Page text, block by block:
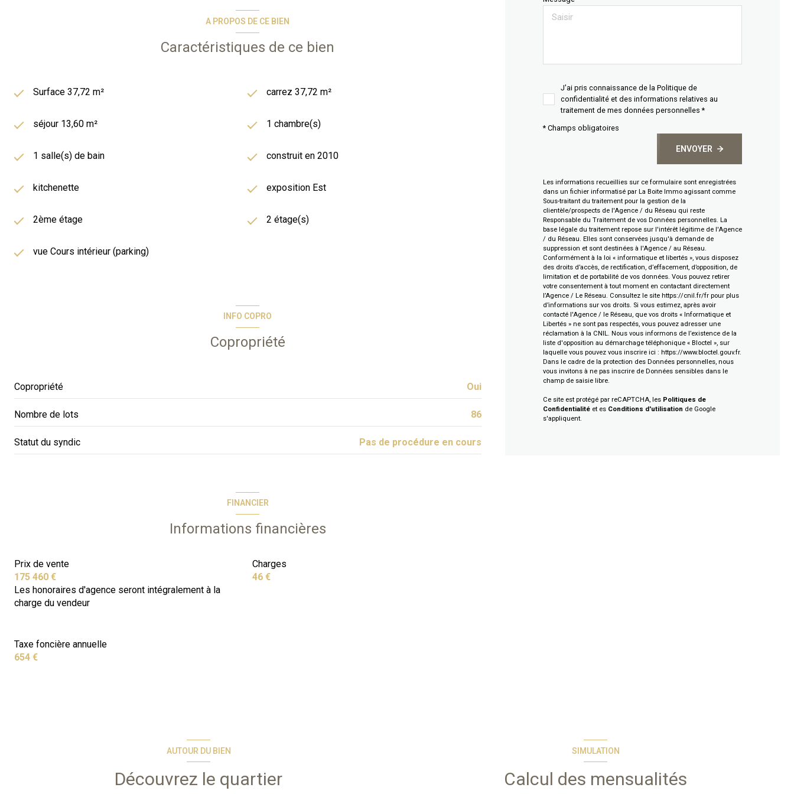
A PROPOS DE CE BIEN
Caractéristiques de ce bien
Surface 37,72 m² carrez 37,72 m²
séjour 13,60 m² 1 chambre(s)
1 salle(s) de bain construit en 2010
kitchenette exposition Est
2ème étage 2 étage(s)
vue Cours intérieur (parking)
INFO COPRO
Copropriété
Copropriété Oui
Nombre de lots 86
Statut du syndic Pas de procédure en cours
FINANCIER
Informations financières
Prix de vente
175 460 €
Les honoraires d'agence seront intégralement à la
charge du vendeur
Charges
46 €
Taxe foncière annuelle
654 €
J'ai pris connaissance de la Politique de
confidentialité et des informations relatives au
traitement de mes données personnelles *
* Champs obligatoires
ENVOYER
Les informations recueillies sur ce formulaire sont enregistrées
dans un fichier informatisé par La Boite Immo agissant comme
Sous-traitant du traitement pour la gestion de la
clientèle/prospects de l'Agence / du Réseau qui reste
Responsable du Traitement de vos Données personnelles. La
base légale du traitement repose sur l'intérêt légitime de l'Agence
/ du Réseau. Elles sont conservées jusqu'à demande de
suppression et sont destinées à l'Agence / au Réseau.
Conformément à la loi « informatique et libertés », vous disposez
des droits d’accès, de rectification, d’effacement, d’opposition, de
limitation et de portabilité de vos données. Vous pouvez retirer
votre consentement à tout moment en contactant directement
l’Agence / Le Réseau. Consultez le site https://cnil.fr/frpour plus
d’informations sur vos droits. Si vous estimez, après avoir
contacté l'Agence / le Réseau, que vos droits « Informatique et
Libertés » ne sont pas respectés, vous pouvez adresser une
réclamation à la CNIL. Nous vous informons de l’existence de la
liste d'opposition au démarchage téléphonique « Bloctel », sur
laquelle vous pouvez vous inscrire ici : https://www.bloctel.gouv.fr.
Dans le cadre de la protection des Données personnelles, nous
vous invitons à ne pas inscrire de Données sensibles dans le
champ de saisie libre.
Ce site est protégé par reCAPTCHA, les Politiques de
Confidentialitéet es Conditions d'utilisation de Google
s'appliquent.
AUTOUR DU BIEN
Découvrez le quartier
SIMULATION
Calcul des mensualités